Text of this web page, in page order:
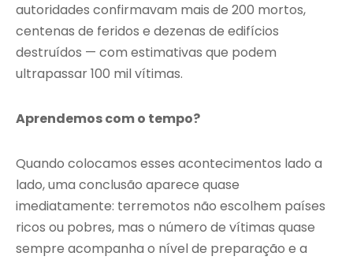
autoridades confirmavam mais de 200 mortos,
centenas de feridos e dezenas de edifícios
destruídos — com estimativas que podem
ultrapassar 100 mil vítimas.
Aprendemos com o tempo?
Quando colocamos esses acontecimentos lado a
lado, uma conclusão aparece quase
imediatamente: terremotos não escolhem países
ricos ou pobres, mas o número de vítimas quase
sempre acompanha o nível de preparação e a